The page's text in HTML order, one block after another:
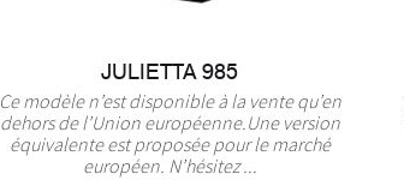
JULIETTA 985
Ce modèle n’est disponible à la vente qu’en
dehors de l’Union européenne.Une version
équivalente est proposée pour le marché
européen. N’hésitez ...